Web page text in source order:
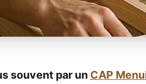
souvent par un CAP